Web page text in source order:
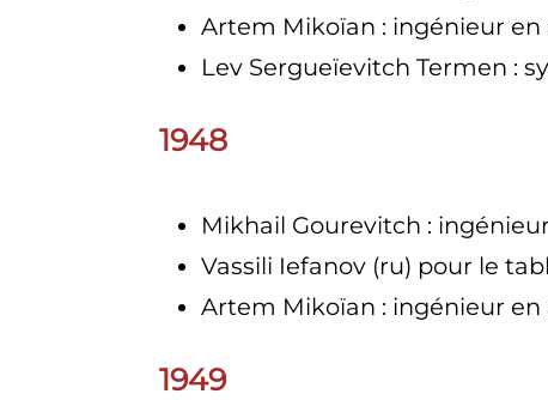
Artem Mikoïan : ingénieur
Lev Sergueïevitch Termen :
1948
Mikhail Gourevitch :
Vassili Iefanov (ru) pour le
Artem Mikoïan : ingénieur
1949